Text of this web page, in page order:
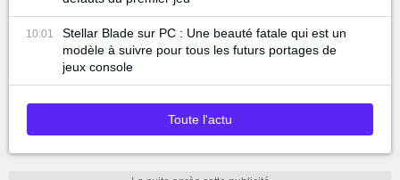
10:01
Stellar Blade sur PC : Une beauté fatale qui est un
modèle à suivre pour tous les futurs portages de
jeux console
Toute l'actu